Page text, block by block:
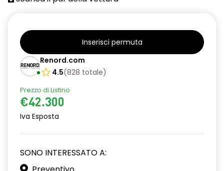
Inserisci permuta
Renord.com
4.5(828 totale)
Prezzo di Listino
€42.300
Iva Esposta
SONO INTERESSATO A: